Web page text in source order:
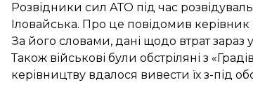
Розвідники сил АТО під час
Іловайська. Про це повідомив
За його словами, дані щодо втрат зараз
Також військові були обстріляні з
керівництву вдалося вивести їх з-під